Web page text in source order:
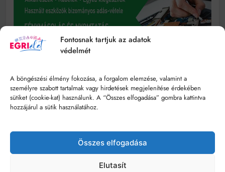
Fontosnak tartjuk az adatok
védelmét
A böngészési élmény fokozása, a forgalom elemzése, valamint a
személyre szabott tartalmak vagy hirdetések megjelenítése érdekében
sütiket (cookie-kat) használunk. A “Összes elfogadása” gombra kattintva
hozzájárul a sütik használatához.
Összes elfogadása
Elutasít